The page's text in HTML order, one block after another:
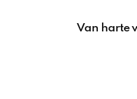
Van harte